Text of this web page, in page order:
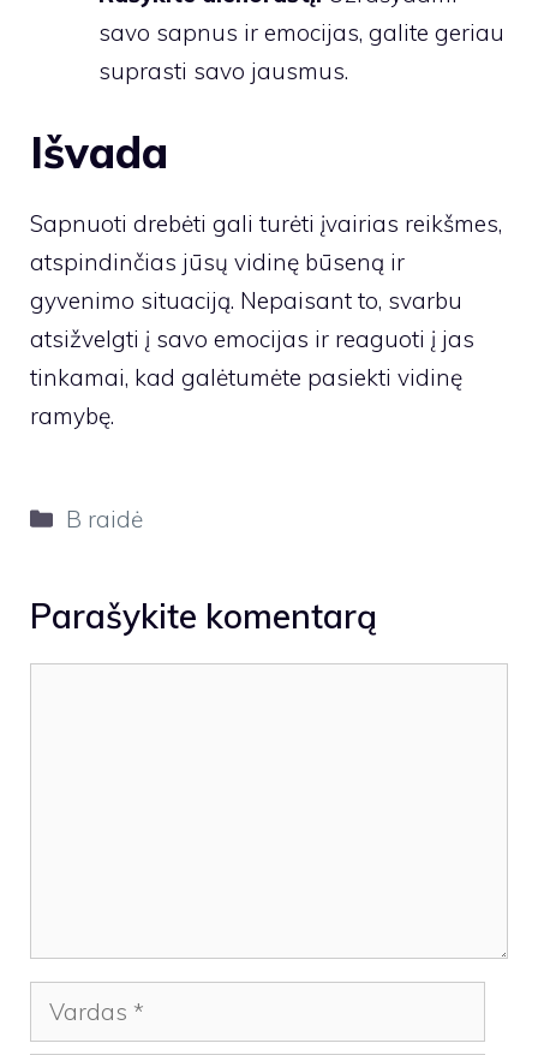
savo sapnus ir emocijas, galite geriau
suprasti savo jausmus.
Išvada
Sapnuoti drebėti gali turėti įvairias reikšmes,
atspindinčias jūsų vidinę būseną ir
gyvenimo situaciją. Nepaisant to, svarbu
atsižvelgti į savo emocijas ir reaguoti į jas
tinkamai, kad galėtumėte pasiekti vidinę
ramybę.
Kategorijos
B raidė
Parašykite komentarą
Vardas